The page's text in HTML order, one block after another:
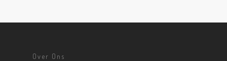
Over Ons